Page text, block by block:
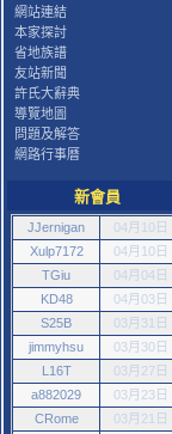
網站連結
本家探討
省地族譜
友站新聞
許氏大辭典
導覽地圖
問題及解答
網路行事曆
新會員
JJernigan
04月10日
Xulp7172
04月10日
TGiu
04月04日
KD48
04月03日
S25B
03月31日
jimmyhsu
03月30日
L16T
03月27日
a882029
03月23日
CRome
03月21日